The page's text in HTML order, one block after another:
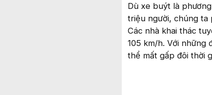
Dù xe buýt là
triệu người, chúng ta
Các nhà khai thác
105 km/h. Với những
thể mất gấp đôi thời